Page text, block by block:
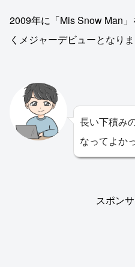
2009年に「Mis Snow Man
くメジャーデビューとなりま
長い下積み
なってよか
スポン